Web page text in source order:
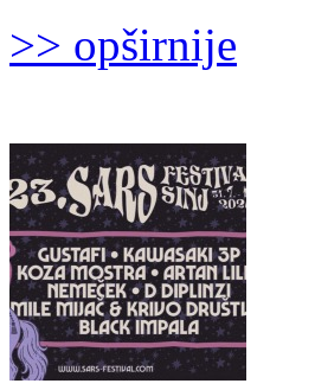
>> opširnije